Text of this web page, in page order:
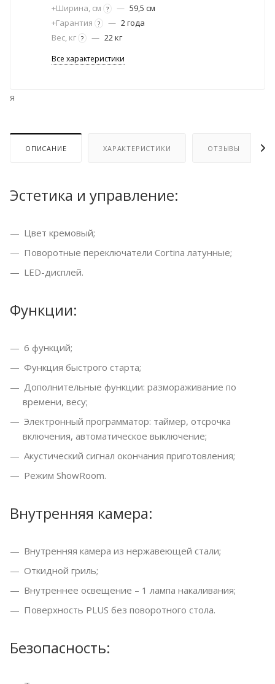
+Ширина, см ? — 59,5 см
+Гарантия ? — 2 года
Вес, кг ? — 22 кг
Все характеристики
я
ОПИСАНИЕ ХАРАКТЕРИСТИКИ ОТЗЫВЫ
Эстетика и управление:
Цвет кремовый;
Поворотные переключатели Cortina латунные;
LED-дисплей.
Функции:
6 функций;
Функция быстрого старта;
Дополнительные функции: размораживание по
времени, весу;
Электронный программатор: таймер, отсрочка
включения, автоматическое выключение;
Акустический сигнал окончания приготовления;
Режим ShowRoom.
Внутренняя камера:
Внутренняя камера из нержавеющей стали;
Откидной гриль;
Внутреннее освещение – 1 лампа накаливания;
Поверхность PLUS без поворотного стола.
Безопасность: